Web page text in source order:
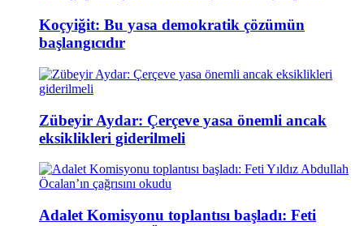
Koçyiğit: Bu yasa demokratik çözümün
başlangıcıdır
Zübeyir Aydar: Çerçeve yasa önemli ancak
eksiklikleri giderilmeli
Adalet Komisyonu toplantısı başladı: Feti